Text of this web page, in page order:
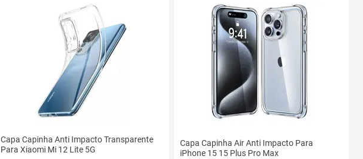
Capa Capinha Anti Impacto Transparente
Para Xiaomi Mi 12 Lite 5G
Capa Capinha Air Anti Impacto Para
iPhone 15 15 Plus Pro Max